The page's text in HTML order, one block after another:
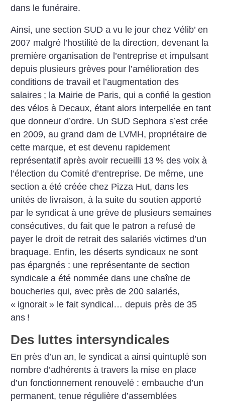
dans le funéraire.
Ainsi, une section SUD a vu le jour chez Vélib’ en
2007 malgré l’hostilité de la direction, devenant la
première organisation de l’entreprise et impulsant
depuis plusieurs grèves pour l’amélioration des
conditions de travail et l’augmentation des
salaires ; la Mairie de Paris, qui a confié la gestion
des vélos à Decaux, étant alors interpellée en tant
que donneur d’ordre. Un SUD Sephora s’est crée
en 2009, au grand dam de LVMH, propriétaire de
cette marque, et est devenu rapidement
représentatif après avoir recueilli 13 % des voix à
l’élection du Comité d’entreprise. De même, une
section a été créée chez Pizza Hut, dans les
unités de livraison, à la suite du soutien apporté
par le syndicat à une grève de plusieurs semaines
consécutives, du fait que le patron a refusé de
payer le droit de retrait des salariés victimes d’un
braquage. Enfin, les déserts syndicaux ne sont
pas épargnés : une représentante de section
syndicale a été nommée dans une chaîne de
boucheries qui, avec près de 200 salariés,
« ignorait » le fait syndical… depuis près de 35
ans !
Des luttes intersyndicales
En près d’un an, le syndicat a ainsi quintuplé son
nombre d’adhérents à travers la mise en place
d’un fonctionnement renouvelé : embauche d’un
permanent, tenue régulière d’assemblées